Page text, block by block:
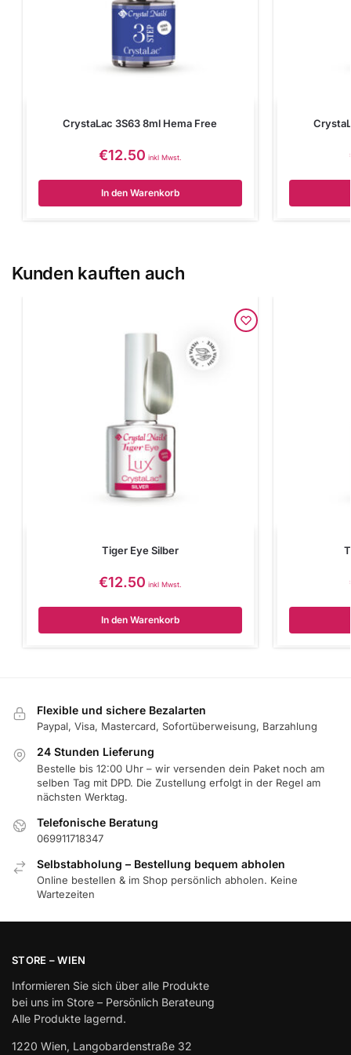
CrystaLac 3S63 8ml Hema Free
€12.50 inkl Mwst.
In den Warenkorb
Kunden kauften auch
Tiger Eye Silber
€12.50 inkl Mwst.
In den Warenkorb
Flexible und sichere Bezalarten
Paypal, Visa, Mastercard, Sofortüberweisung, Barzahlung
24 Stunden Lieferung
Bestelle bis 12:00 Uhr – wir versenden dein Paket noch am
selben Tag mit DPD. Die Zustellung erfolgt in der Regel am
nächsten Werktag.
Telefonische Beratung
069911718347
Selbstabholung – Bestellung bequem abholen
Online bestellen & im Shop persönlich abholen. Keine
Wartezeiten
STORE – WIEN
Informieren Sie sich über alle Produkte
bei uns im Store – Persönlich Berateung
Alle Produkte lagernd.
1220 Wien, Langobardenstraße 32